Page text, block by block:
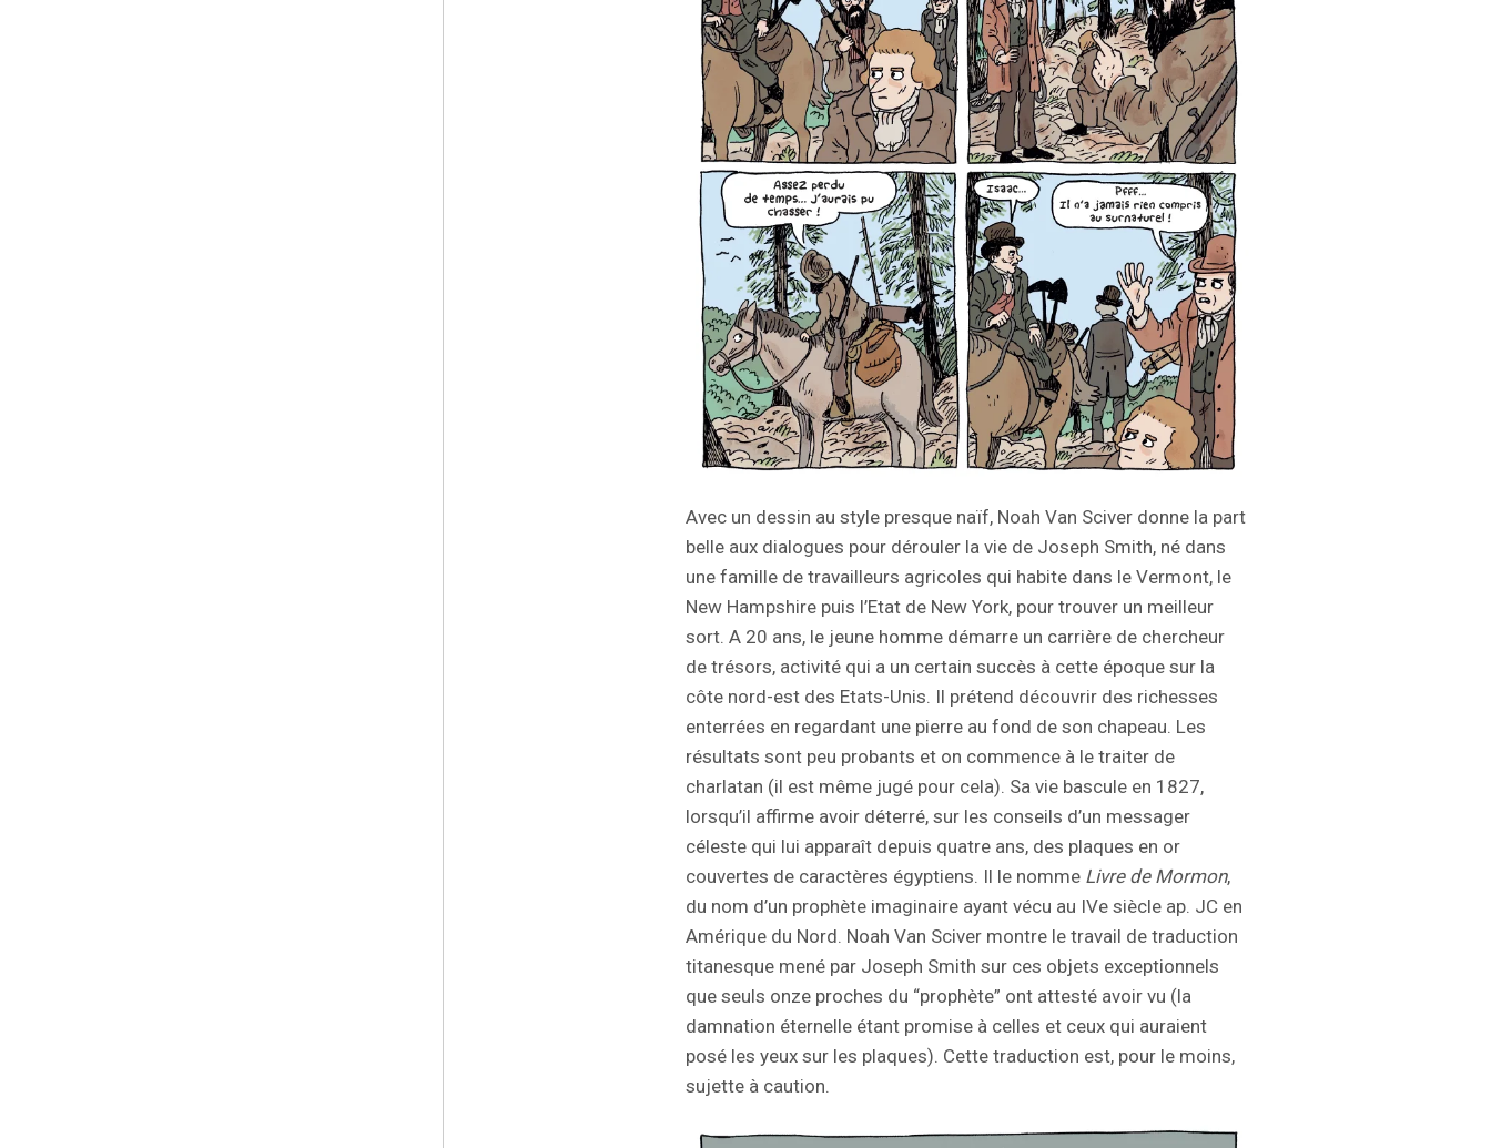
Avec un dessin au style presque naïf, Noah Van Sciver donne la part
belle aux dialogues pour dérouler la vie de Joseph Smith, né dans
une famille de travailleurs agricoles qui habite dans le Vermont, le
New Hampshire puis l’Etat de New York, pour trouver un meilleur
sort. A 20 ans, le jeune homme démarre un carrière de chercheur
de trésors, activité qui a un certain succès à cette époque sur la
côte nord-est des Etats-Unis. Il prétend découvrir des richesses
enterrées en regardant une pierre au fond de son chapeau. Les
résultats sont peu probants et on commence à le traiter de
charlatan (il est même jugé pour cela). Sa vie bascule en 1827,
lorsqu’il affirme avoir déterré, sur les conseils d’un messager
céleste qui lui apparaît depuis quatre ans, des plaques en or
couvertes de caractères égyptiens. Il le nomme Livre de Mormon,
du nom d’un prophète imaginaire ayant vécu au IVe siècle ap. JC en
Amérique du Nord. Noah Van Sciver montre le travail de traduction
titanesque mené par Joseph Smith sur ces objets exceptionnels
que seuls onze proches du “prophète” ont attesté avoir vu (la
damnation éternelle étant promise à celles et ceux qui auraient
posé les yeux sur les plaques). Cette traduction est, pour le moins,
sujette à caution.